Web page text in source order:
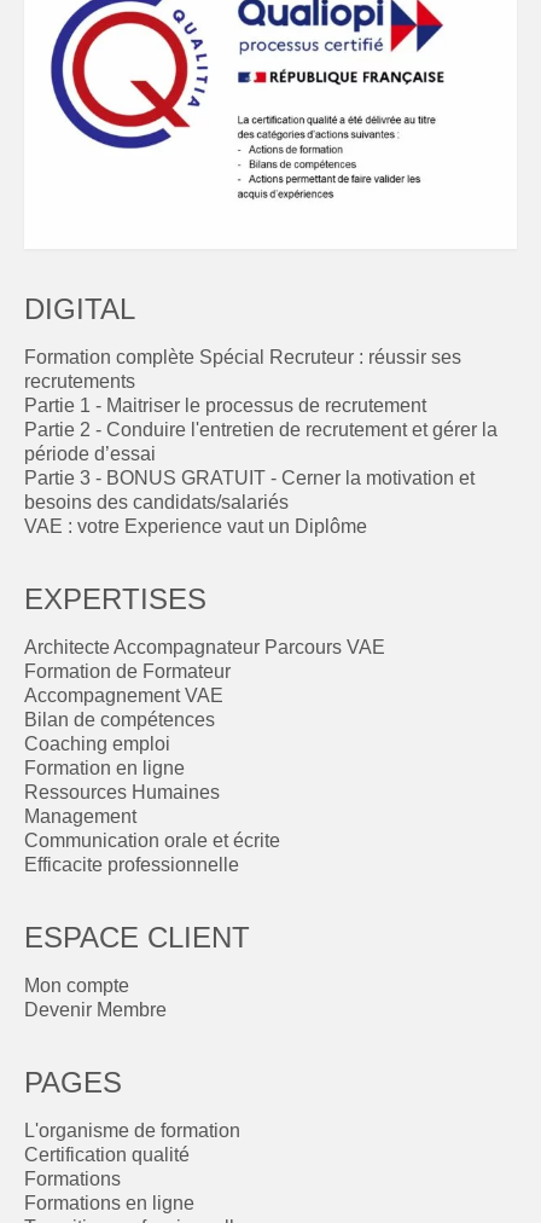
DIGITAL
Formation complète Spécial Recruteur : réussir ses
recrutements
Partie 1 - Maitriser le processus de recrutement
Partie 2 - Conduire l'entretien de recrutement et gérer la
période d’essai
Partie 3 - BONUS GRATUIT - Cerner la motivation et
besoins des candidats/salariés
VAE : votre Experience vaut un Diplôme
EXPERTISES
Architecte Accompagnateur Parcours VAE
Formation de Formateur
Accompagnement VAE
Bilan de compétences
Coaching emploi
Formation en ligne
Ressources Humaines
Management
Communication orale et écrite
Efficacite professionnelle
ESPACE CLIENT
Mon compte
Devenir Membre
PAGES
L'organisme de formation
Certification qualité
Formations
Formations en ligne